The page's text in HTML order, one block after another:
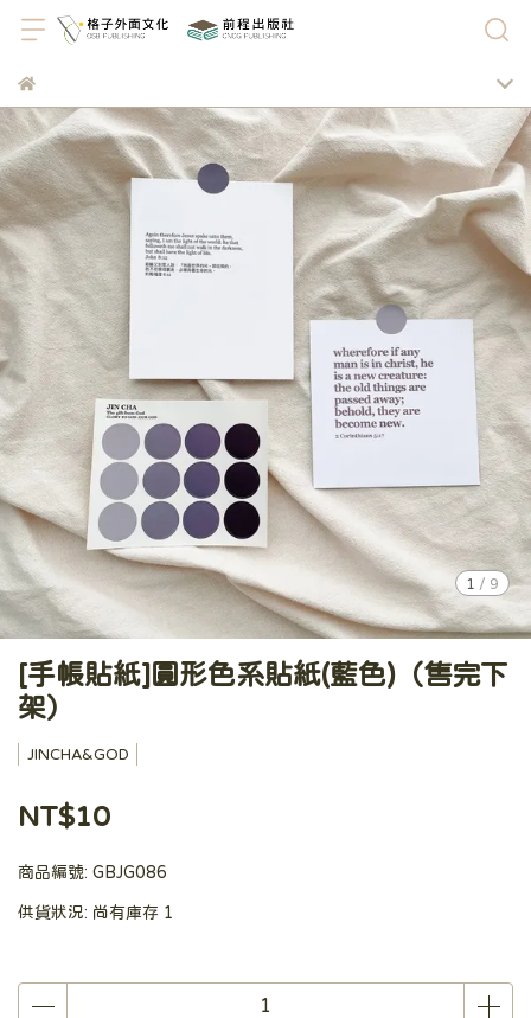
1 / 9
[手帳貼紙]圓形色系貼紙(藍色)（售完下
架）
JINCHA&GOD
NT$10
商品編號: GBJG086
供貨狀況: 尚有庫存 1